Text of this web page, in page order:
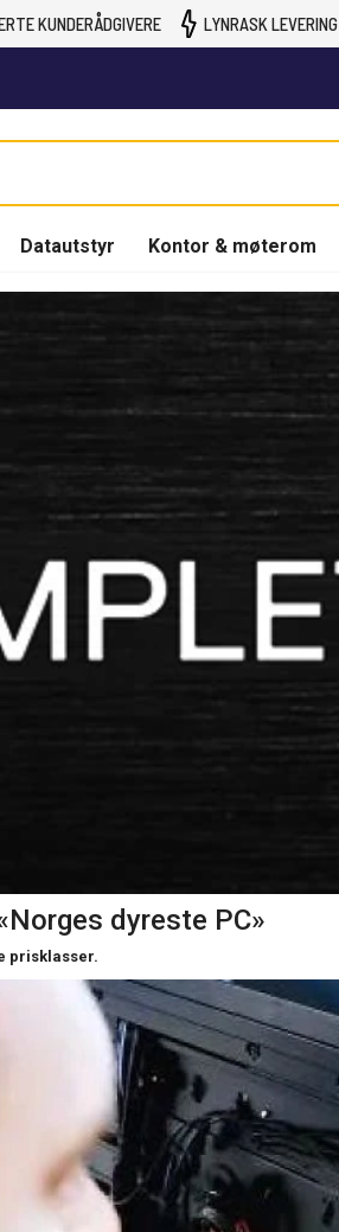
KUNDERÅDGIVERE LYNRASK LEVERING
Datautstyr Kontor & møterom
dyreste PC»
prisklasser.